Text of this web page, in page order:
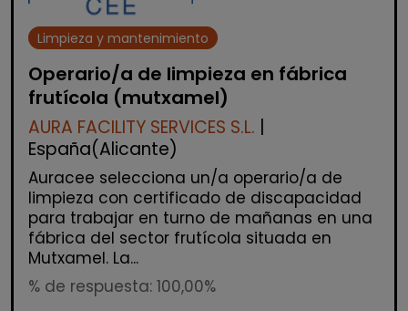
Limpieza y mantenimiento
Operario/a de limpieza en fábrica
frutícola (mutxamel)
AURA FACILITY SERVICES S.L.
España(Alicante)
Auracee selecciona un/a operario/a de
limpieza con certificado de discapacidad
para trabajar en turno de mañanas en una
fábrica del sector frutícola situada en
Mutxamel. La...
% de respuesta: 100,00%